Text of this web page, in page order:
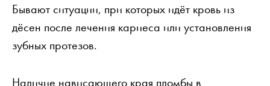
Бывают ситуации, при которых идёт кровь из
дёсен после лечения кариеса или установления
зубных протезов.
Наличие нависающего края пломбы в